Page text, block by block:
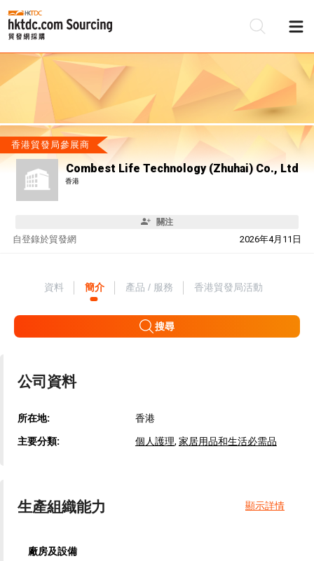
香港貿發局參展商
Combest Life Technology (Zhuhai) Co., Ltd
香港
關注
自 2026年4月11日
登錄於貿發網
資料 簡介 產品 / 服務 香港貿發局活動
搜尋
公司資料
所在地: 香港
主要分類: 個人護理, 家居用品和生活必需品
生產組織能力 顯示詳情
廠房及設備